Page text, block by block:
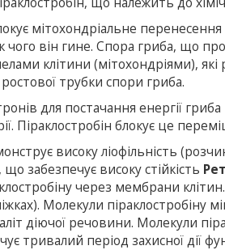
мітохондріальне
чого він гине. Спора гриба, що
клітини (мітохондріями),
трубки спори гриба.
для постачання енергії
Піраклостробін блокує це
високу ліофільність
забезпечує високу стійкість
через мембрани
Молекули
діючої речовини. Молекули
тривалий період захисної дії